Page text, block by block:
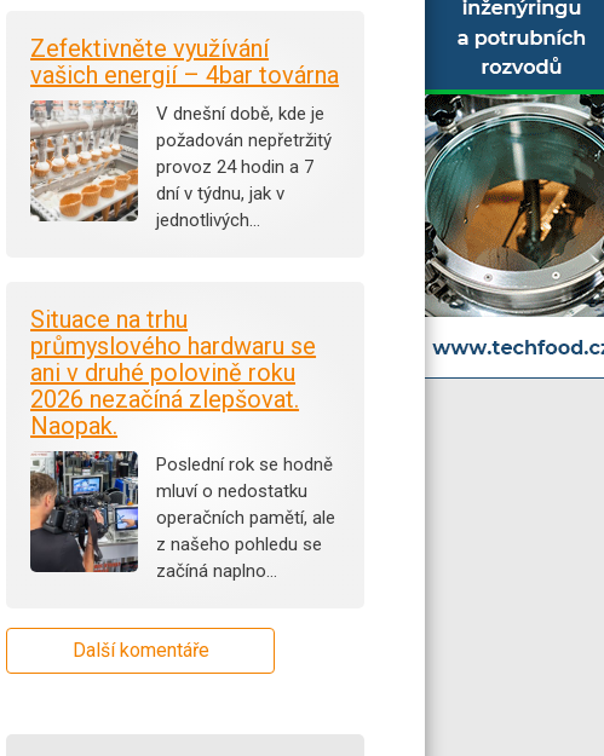
Zefektivněte využívání
vašich energií – 4bar továrna
V dnešní době, kde je
požadován nepřetržitý
provoz 24 hodin a 7
dní v týdnu, jak v
jednotlivých…
Situace na trhu
průmyslového hardwaru se
ani v druhé polovině roku
2026 nezačíná zlepšovat.
Naopak.
Poslední rok se hodně
mluví o nedostatku
operačních pamětí, ale
z našeho pohledu se
začíná naplno…
Další komentáře